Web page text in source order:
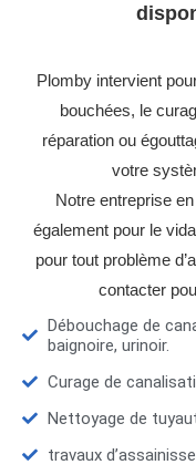
Plomby intervient
bouchées, le
réparation ou
votre
Notre entreprise
également pour le
pour tout problème
contacter
Débouchage de
baignoire, urinoir.
Curage de
Nettoyage de
travaux